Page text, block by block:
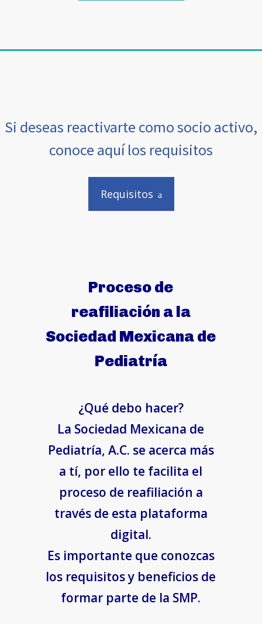
Si deseas reactivarte como socio activo,
conoce aquí los requisitos
Requisitos
Proceso de
reafiliación a la
Sociedad Mexicana de
Pediatría
¿Qué debo hacer?
La Sociedad Mexicana de
Pediatría, A.C. se acerca más
a tí, por ello te facilita el
proceso de reafiliación a
través de esta plataforma
digital.
Es importante que conozcas
los requisitos y beneficios de
formar parte de la SMP.